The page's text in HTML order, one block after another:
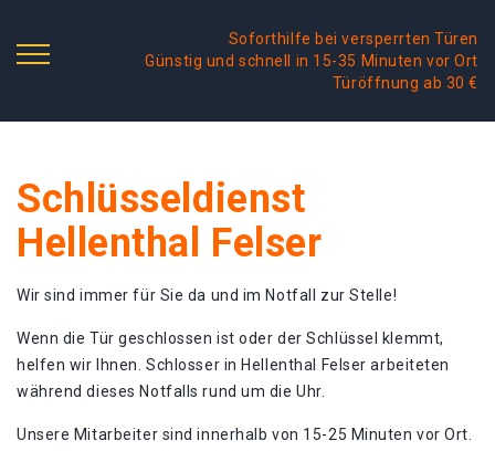
Soforthilfe bei versperrten Türen
Günstig und schnell in 15-35 Minuten vor Ort
Türöffnung ab 30 €
Schlüsseldienst
Hellenthal Felser
Wir sind immer für Sie da und im Notfall zur Stelle!
Wenn die Tür geschlossen ist oder der Schlüssel klemmt,
helfen wir Ihnen. Schlosser in Hellenthal Felser arbeiteten
während dieses Notfalls rund um die Uhr.
Unsere Mitarbeiter sind innerhalb von 15-25 Minuten vor Ort.